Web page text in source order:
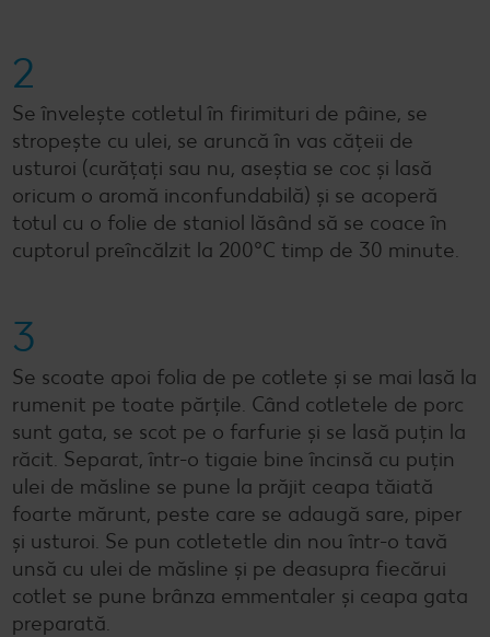
2
Se învelește cotletul în firimituri de pâine, se
stropește cu ulei, se aruncă în vas cățeii de
usturoi (curățați sau nu, aseștia se coc și lasă
oricum o aromă inconfundabilă) și se acoperă
totul cu o folie de staniol lăsând să se coace în
cuptorul preîncălzit la 200°C timp de 30 minute.
3
Se scoate apoi folia de pe cotlete și se mai lasă la
rumenit pe toate părțile. Când cotletele de porc
sunt gata, se scot pe o farfurie și se lasă puțin la
răcit. Separat, într-o tigaie bine încinsă cu puțin
ulei de măsline se pune la prăjit ceapa tăiată
foarte mărunt, peste care se adaugă sare, piper
și usturoi. Se pun cotletetle din nou într-o tavă
unsă cu ulei de măsline și pe deasupra fiecărui
cotlet se pune brânza emmentaler și ceapa gata
preparată.